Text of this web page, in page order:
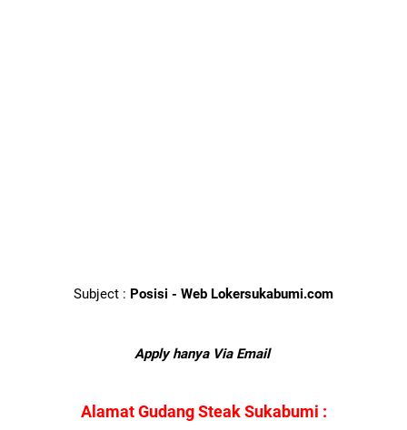
Subject : Posisi - Web Lokersukabumi.com
Apply hanya Via Email
Alamat Gudang Steak Sukabumi :